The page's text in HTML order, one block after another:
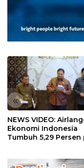
«
NEWS VIDEO:
Ekonomi Indonesia
Tumbuh 5,29 Persen